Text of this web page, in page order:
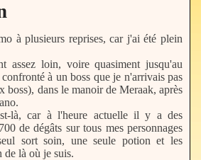
à plusieurs reprises, car j'ai été plein
assez loin, voire quasiment jusqu'au
à un boss que je n'arrivais pas
boss), dans le manoir de Meraak, après
là, car à l'heure actuelle il y a des
de dégâts sur tous mes personnages
sort soin, une seule potion et les
de là où je suis.